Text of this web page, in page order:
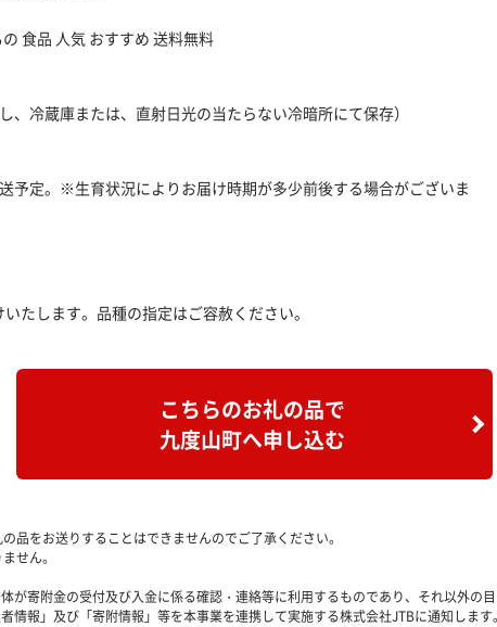
食品 人気 おすすめ 送料無料
冷蔵庫または、直射日光の当たらない冷暗所にて保存）
予定。※生育状況によりお届け時期が多少前後する場合がございま
たします。品種の指定はご容赦ください。
こちらのお礼の品で
九度山町へ申し込む
品をお送りすることはできませんのでご了承ください。
せん。
寄附金の受付及び入金に係る確認・連絡等に利用するものであり、それ以外の
報」及び「寄附情報」等を本事業を連携して実施する株式会社JTBに通知します